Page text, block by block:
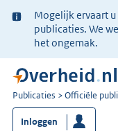
Ter
informatie:
Mogelijk ervaart
publicaties. We
het ongemak.
U
bent
nu
Publicaties Officiële
Inloggen